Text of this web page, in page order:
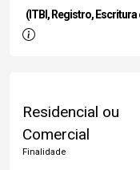
(ITBI, Registro,
Residencial ou
Comercial
Finalidade